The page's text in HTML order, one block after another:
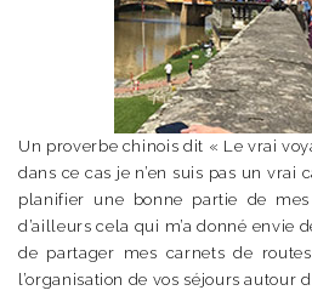
Un proverbe chinois dit « Le vrai
dans ce cas je n’en suis pas un vrai
planifier une bonne partie de mes
d’ailleurs cela qui m’a donné envie
de partager mes carnets de
l’organisation de vos séjours autour